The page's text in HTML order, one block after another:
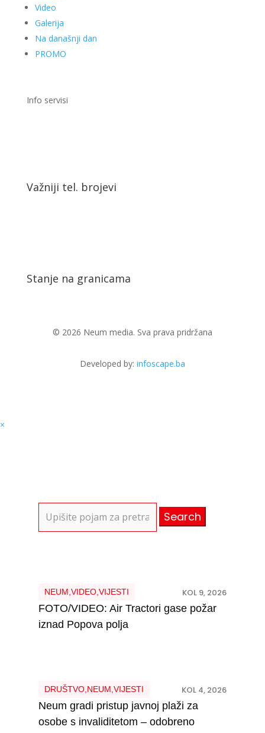
Video
Galerija
Na današnji dan
PROMO
Info servisi
Važniji tel. brojevi
Stanje na granicama
© 2026 Neum media. Sva prava pridržana
Developed by: infoscape.ba
×
for:
NEUM VIDEO, VIJESTI KOL 9, 2026
FOTO/VIDEO: Air Tractori gase požar
iznad Popova polja
DRUŠTVO, NEUM VIJESTI KOL 4, 2026
Neum gradi pristup javnoj plaži za
osobe s invaliditetom – odobreno